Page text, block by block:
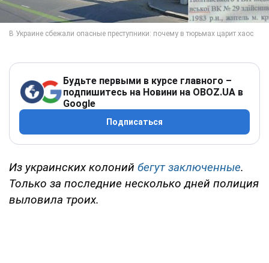
Будьте первыми в курсе главного –
подпишитесь на Новини на OBOZ.UA в
Google
Подписаться
Из украинских колоний бегут заключенные.
Только за последние несколько дней полиция
выловила троих.